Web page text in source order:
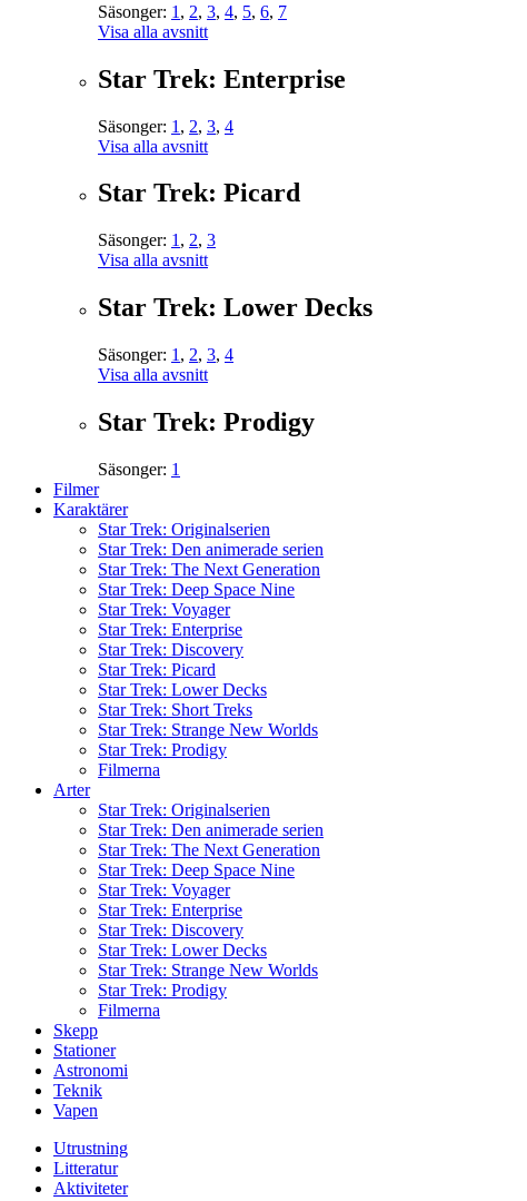
Säsonger: 1 , 2, 3, 4, 5, 6, 7
Visa alla avsnitt
Star Trek: Enterprise
Säsonger: 1 , 2, 3, 4
Visa alla avsnitt
Star Trek: Picard
Säsonger: 1 , 2, 3
Visa alla avsnitt
Star Trek: Lower Decks
Säsonger: 1 , 2, 3, 4
Visa alla avsnitt
Star Trek: Prodigy
Säsonger: 1
Filmer
Karaktärer
Star Trek: Originalserien
Star Trek: Den animerade serien
Star Trek: The Next Generation
Star Trek: Deep Space Nine
Star Trek: Voyager
Star Trek: Enterprise
Star Trek: Discovery
Star Trek: Picard
Star Trek: Lower Decks
Star Trek: Short Treks
Star Trek: Strange New Worlds
Star Trek: Prodigy
Filmerna
Arter
Star Trek: Originalserien
Star Trek: Den animerade serien
Star Trek: The Next Generation
Star Trek: Deep Space Nine
Star Trek: Voyager
Star Trek: Enterprise
Star Trek: Discovery
Star Trek: Lower Decks
Star Trek: Strange New Worlds
Star Trek: Prodigy
Filmerna
Skepp
Stationer
Astronomi
Teknik
Vapen
Utrustning
Litteratur
Aktiviteter